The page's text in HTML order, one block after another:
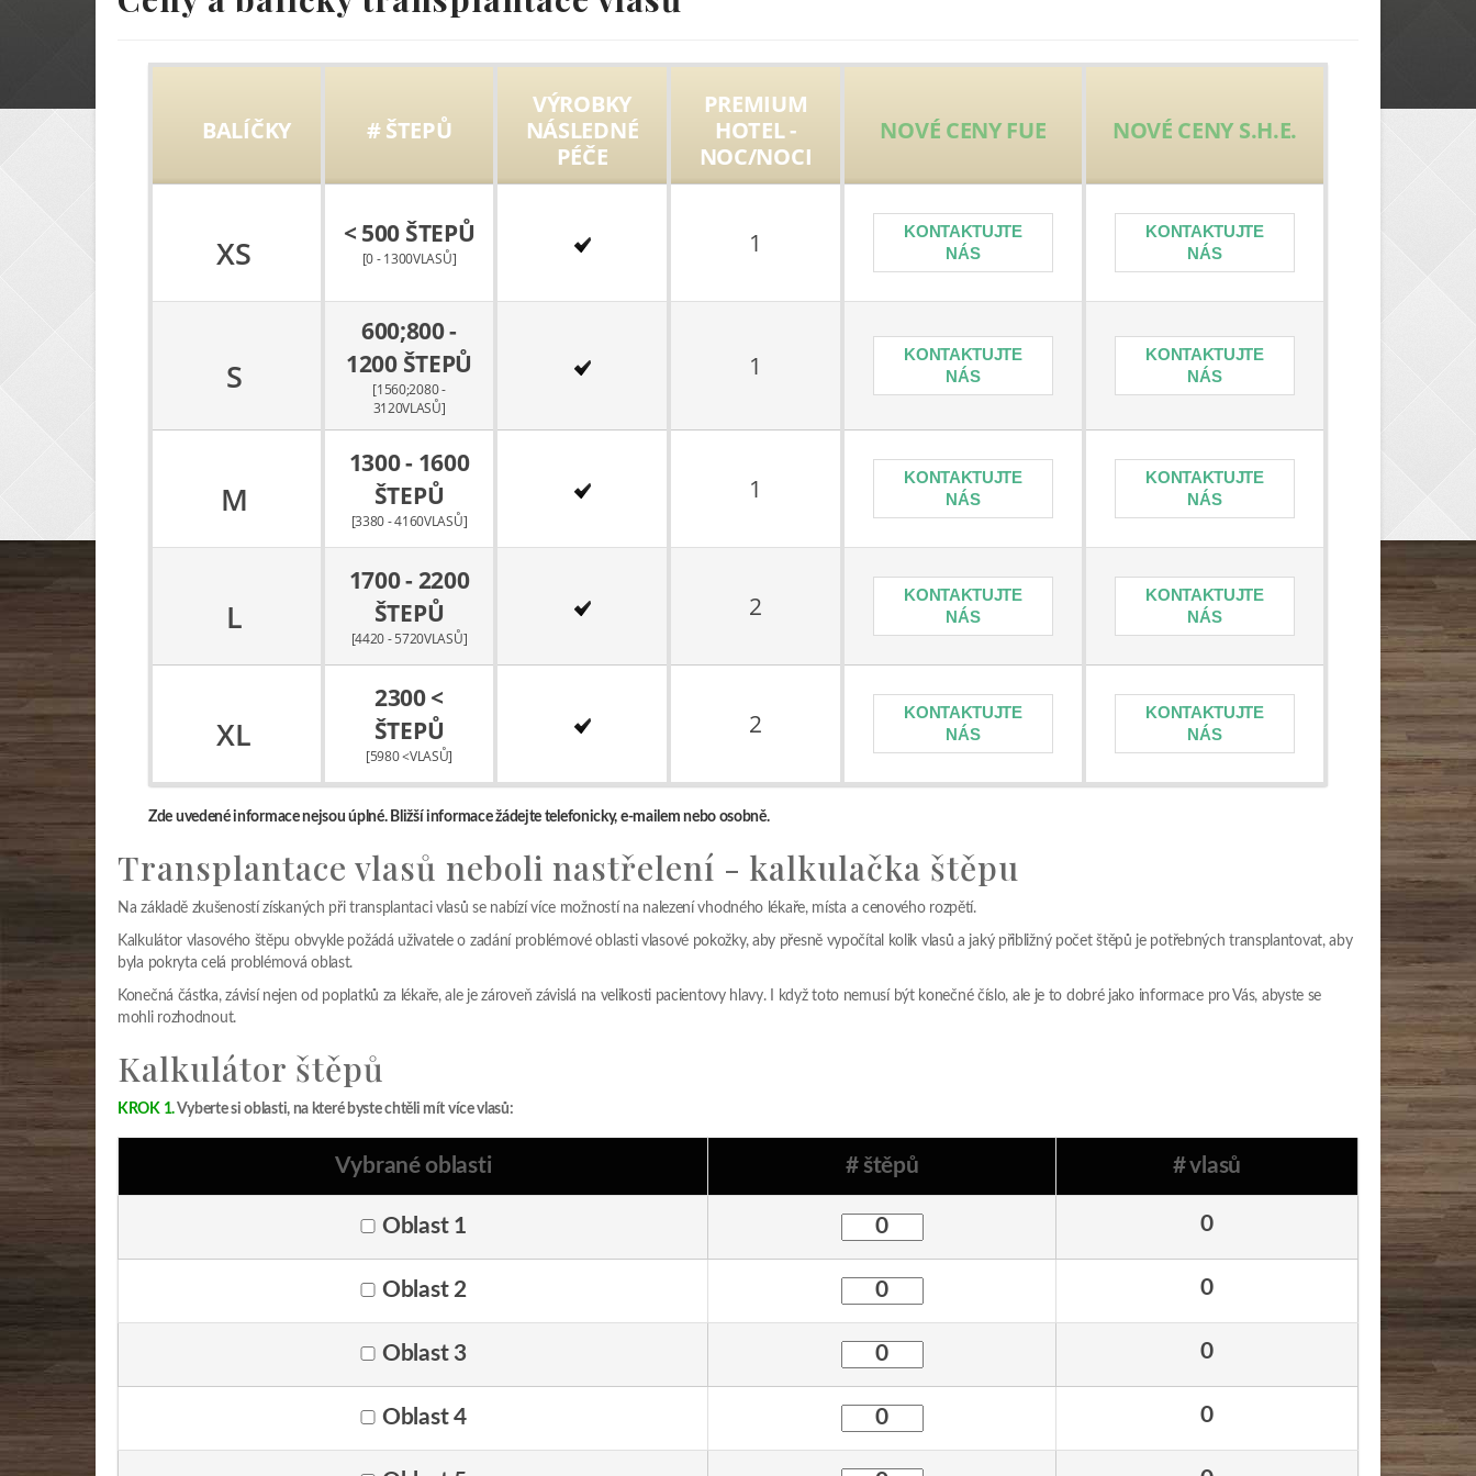
BALÍČKY # ŠTEPŮ
VÝROBKY
NÁSLEDNÉ
PÉČE
PREMIUM
HOTEL -
NOC/NOCI
NOVÉ CENY FUE NOVÉ CENY S.H.E.
XS < 500 ŠTEPŮ
[0 - 1300VLASŮ]
1
KONTAKTUJTE
NÁS
KONTAKTUJTE
NÁS
S
600;800 -
1200 ŠTEPŮ
[1560;2080 -
3120VLASŮ]
1
KONTAKTUJTE
NÁS
KONTAKTUJTE
NÁS
M
1300 - 1600
ŠTEPŮ
[3380 - 4160VLASŮ]
1
KONTAKTUJTE
NÁS
KONTAKTUJTE
NÁS
L
1700 - 2200
ŠTEPŮ
[4420 - 5720VLASŮ]
2
KONTAKTUJTE
NÁS
KONTAKTUJTE
NÁS
XL
2300 <
ŠTEPŮ
[5980 <VLASŮ]
2
KONTAKTUJTE
NÁS
KONTAKTUJTE
NÁS
Zde uvedené informace nejsou úplné. Bližší informace žádejte telefonicky, e-mailem nebo osobně.
Transplantace vlasů neboli nastřelení - kalkulačka štěpu
Na základě zkušeností získaných při transplantaci vlasů se nabízí více možností na nalezení vhodného lékaře, místa a cenového rozpětí.
Kalkulátor vlasového štěpu obvykle požádá uživatele o zadání problémové oblasti vlasové pokožky, aby přesně vypočítal kolik vlasů a jaký přibližný počet štěpů je potřebných transplantovat, aby
byla pokryta celá problémová oblast.
Konečná částka, závisí nejen od poplatků za lékaře, ale je zároveň závislá na velikosti pacientovy hlavy. I když toto nemusí být konečné číslo, ale je to dobré jako informace pro Vás, abyste se
mohli rozhodnout.
Kalkulátor štěpů
KROK 1. Vyberte si oblasti, na které byste chtěli mít více vlasů:
Vybrané oblasti # štěpů # vlasů
Oblast 1 0
Oblast 2 0
Oblast 3 0
Oblast 4 0